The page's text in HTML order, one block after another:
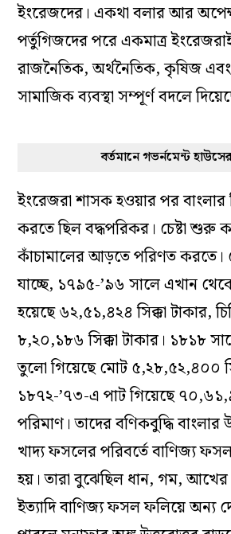
ইংরেজদের। একথা বলার আর
পর্তুগিজদের পরে একমাত্র
রাজনৈতিক, অর্থনৈতিক, কৃষিজ
সামাজিক ব্যবস্থা সম্পূর্ণ বদলে
বর্তমানে গভর্নমেন্ট
ইংরেজরা শাসক হওয়ার পর বাংলার
করতে ছিল বদ্ধপরিকর। চেষ্টা শুরু
কাঁচামালের আড়তে পরিণত করতে।
যাচ্ছে, ১৭৯৫-’৯৬ সালে এখান
হয়েছে ৬২,৫১,৪২৪ সিক্কা টাকার,
৮,২০,১৮৬ সিক্কা টাকার। ১৮১৮
তুলো গিয়েছে মোট ৫,২৮,৫২,৪০০
১৮৭২-’৭৩-এ পাট গিয়েছে
পরিমাণ। তাদের বণিকবুদ্ধি
খাদ্য ফসলের পরিবর্তে বাণিজ্য
হয়। তারা বুঝেছিল ধান, গম, আখের
ইত্যাদি বাণিজ্য ফসল ফলিয়ে অন্য